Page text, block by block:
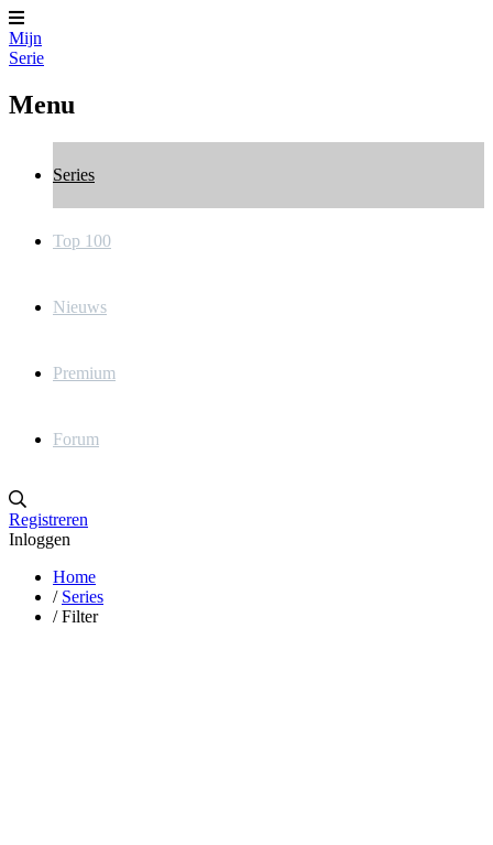
Mijn
Serie
Menu
Series
Top 100
Nieuws
Premium
Forum
Registreren
Inloggen
Home
/ Series
/ Filter